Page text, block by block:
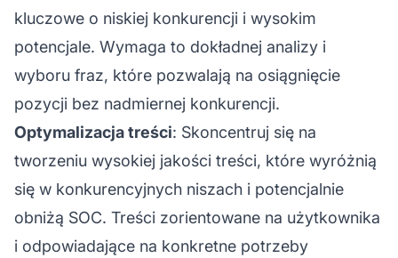
kluczowe o niskiej konkurencji i wysokim
potencjale. Wymaga to dokładnej analizy i
wyboru fraz, które pozwalają na osiągnięcie
pozycji bez nadmiernej konkurencji.
Optymalizacja treści: Skoncentruj się na
tworzeniu wysokiej jakości treści, które wyróżnią
się w konkurencyjnych niszach i potencjalnie
obniżą SOC. Treści zorientowane na użytkownika
i odpowiadające na konkretne potrzeby